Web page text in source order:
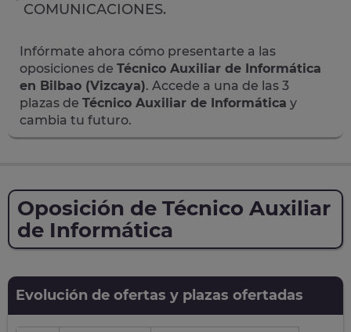
COMUNICACIONES.
Infórmate ahora cómo presentarte a las
oposiciones de Técnico Auxiliar de Informática
en Bilbao (Vizcaya). Accede a una de las 3
plazas de Técnico Auxiliar de Informática y
cambia tu futuro.
Oposición de Técnico Auxiliar
de Informática
Evolución de ofertas y plazas ofertadas